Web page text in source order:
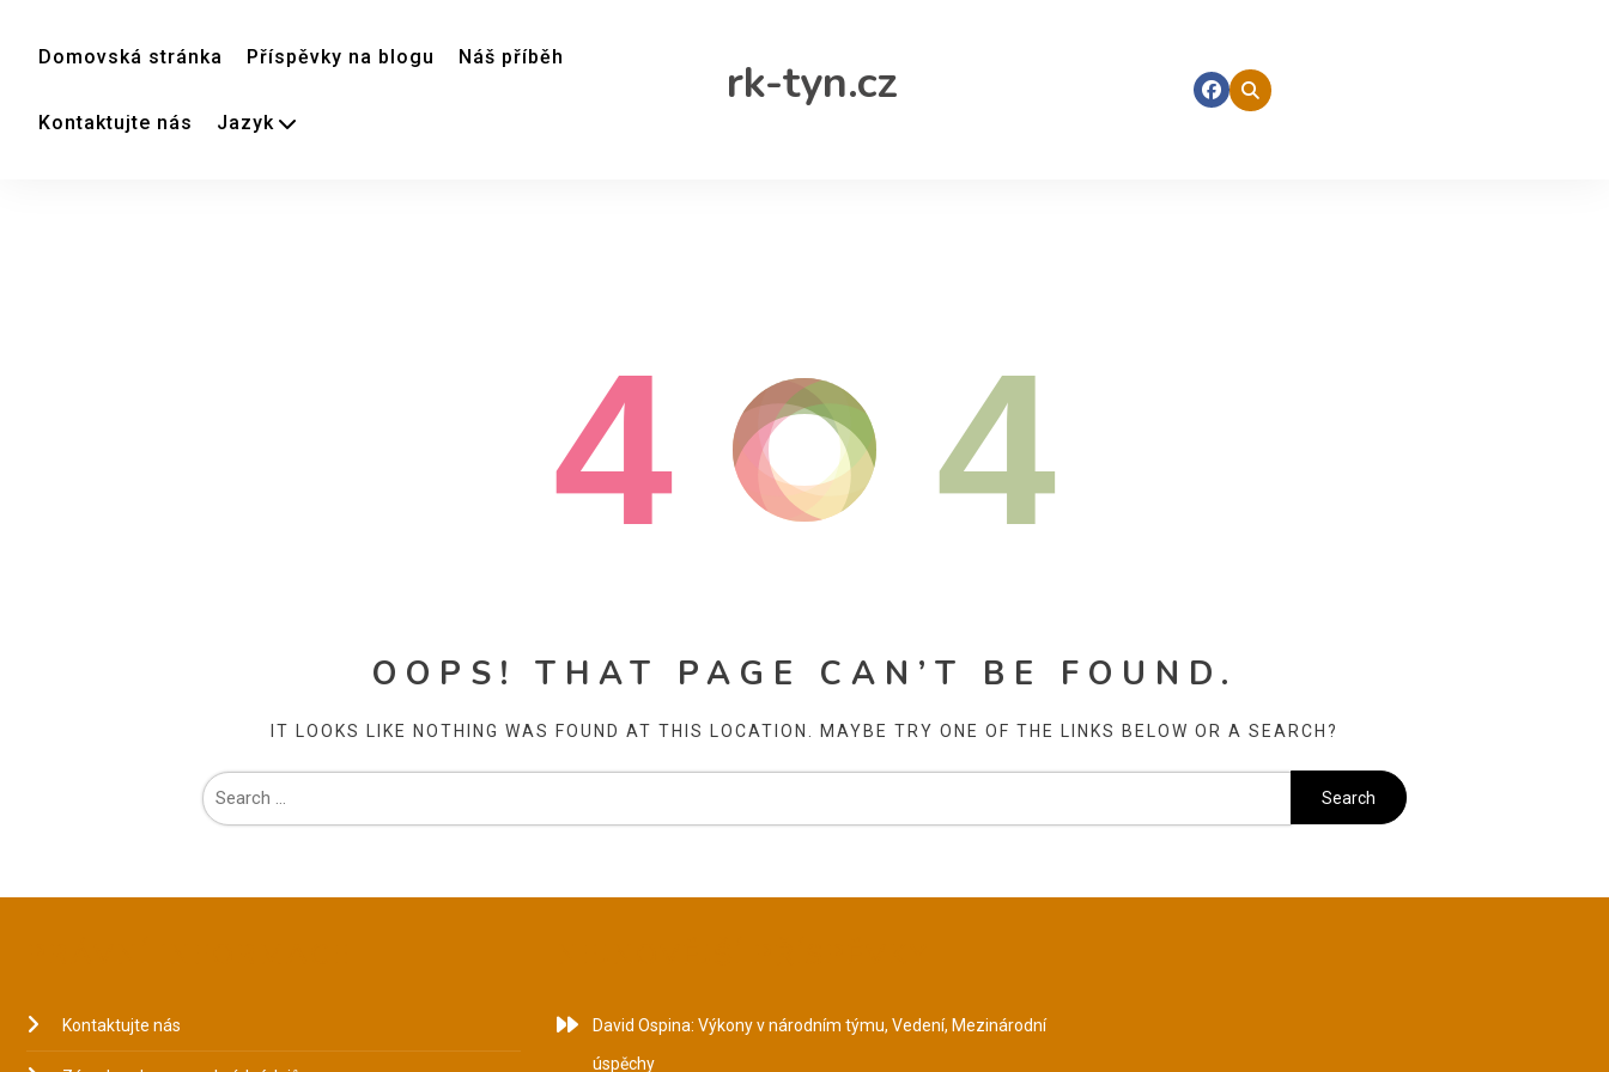
Domovská stránka Příspěvky na blogu Náš příběh
Kontaktujte nás Jazyk
rk-tyn.cz
4 4
OOPS! THAT PAGE CAN’T BE FOUND.
IT LOOKS LIKE NOTHING WAS FOUND AT THIS LOCATION. MAYBE TRY ONE OF THE LINKS BELOW OR A SEARCH?
Kontaktujte nás
David Ospina: Výkony v národním týmu, Vedení, Mezinárodní
úspěchy